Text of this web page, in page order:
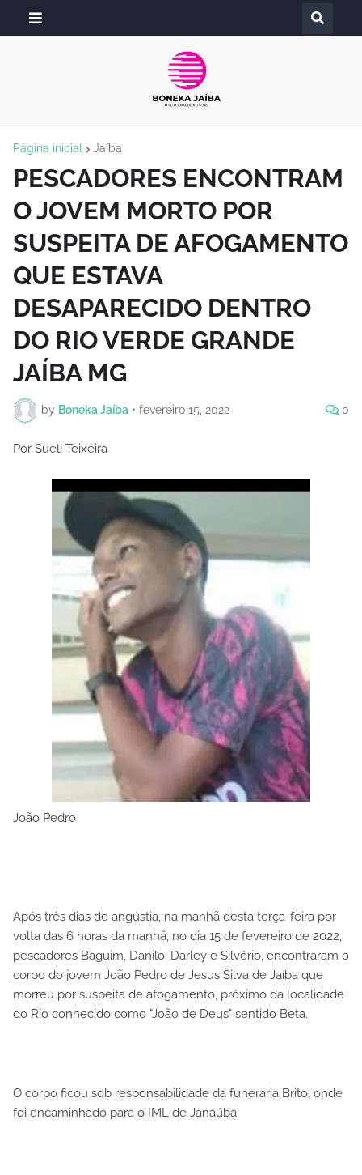
Página inicial Jaíba
PESCADORES ENCONTRAM
O JOVEM MORTO POR
SUSPEITA DE AFOGAMENTO
QUE ESTAVA
DESAPARECIDO DENTRO
DO RIO VERDE GRANDE
JAÍBA MG
by Boneka Jaíba • fevereiro 15, 2022 0
Por Sueli Teixeira
João Pedro
Após três dias de angústia, na manhã desta terça-feira por
volta das 6 horas da manhã, no dia 15 de fevereiro de 2022,
pescadores Baguim, Danilo, Darley e Silvério, encontraram o
corpo do jovem João Pedro de Jesus Silva de Jaíba que
morreu por suspeita de afogamento, próximo da localidade
do Rio conhecido como "João de Deus" sentido Beta.
O corpo ficou sob responsabilidade da funerária Brito, onde
foi encaminhado para o IML de Janaúba.